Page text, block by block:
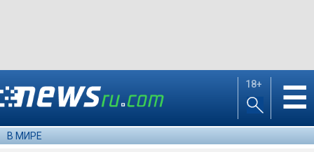
18+ ☰
В МИРЕ